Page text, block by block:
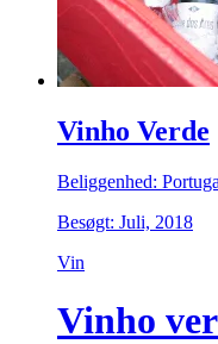
Vinho Verde
Beliggenhed:
Besøgt: Juli, 2018
Vin
Vinho